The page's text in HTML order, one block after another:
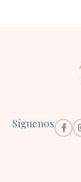
Síguenos